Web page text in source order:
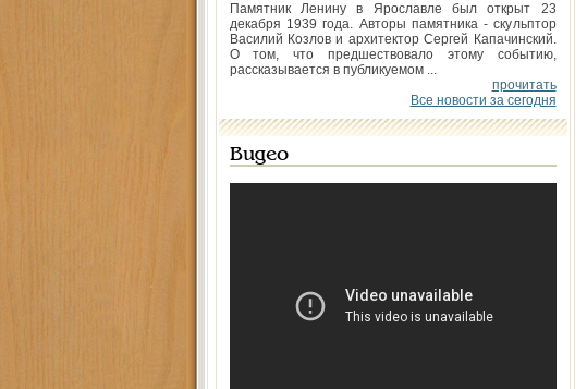
Памятник Ленину в Ярославле был открыт 23
декабря 1939 года. Авторы памятника - скульптор
Василий Козлов и архитектор Сергей Капачинский.
О том, что предшествовало этому событию,
рассказывается в публикуемом ...
прочитать
Все новости за сегодня
Видео